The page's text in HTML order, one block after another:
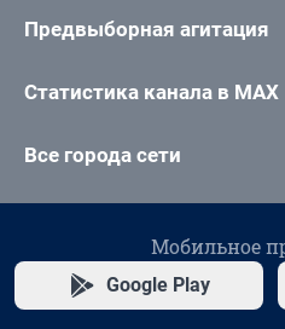
Предвыборная агитация
Статистика канала в MAX
Все города сети
Мобильное
Google Play